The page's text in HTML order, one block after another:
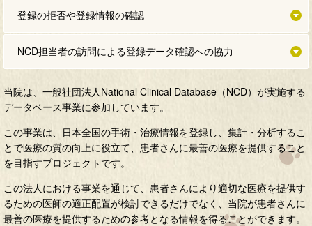
登録の拒否や登録情報の確認
NCD担当者の訪問による登録データ確認への協力
当院は、一般社団法人National Clinical Database（NCD）が実施する
データベース事業に参加しています。
この事業は、日本全国の手術・治療情報を登録し、集計・分析するこ
とで医療の質の向上に役立て、患者さんに最善の医療を提供すること
を目指すプロジェクトです。
この法人における事業を通じて、患者さんにより適切な医療を提供す
るための医師の適正配置が検討できるだけでなく、当院が患者さんに
最善の医療を提供するための参考となる情報を得ることができます。